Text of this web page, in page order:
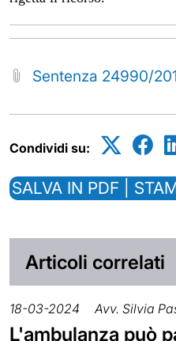
Sentenza 24990/
Condividi su:
SALVA IN PDF |
Articoli correlati
18-03-2024 Avv. Silvia
L'ambulanza può